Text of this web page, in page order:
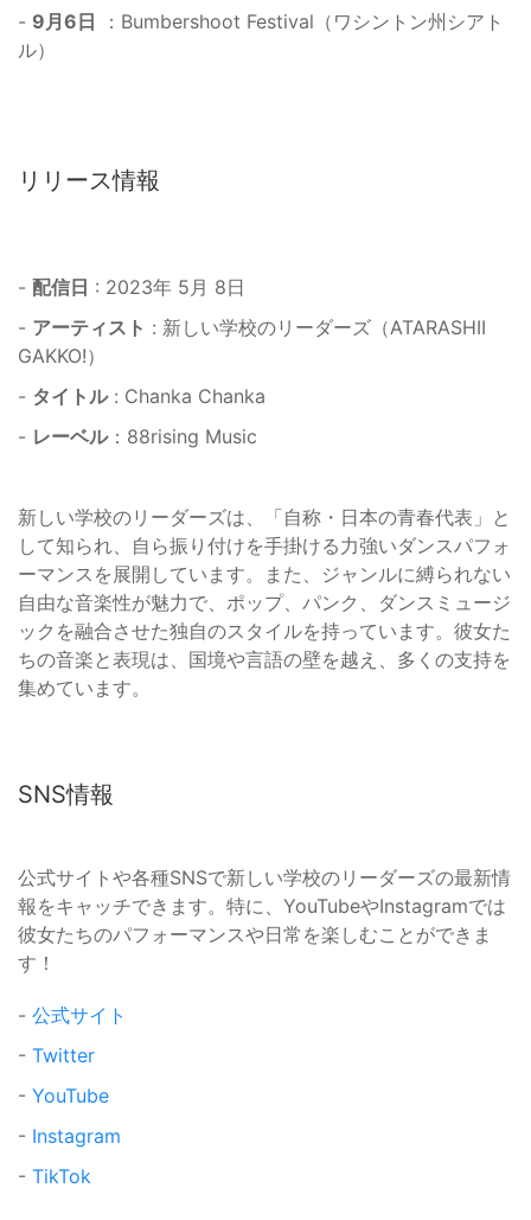
- 9月6日
：Bumbershoot Festival（ワシントン州シアト
ル）
リリース情報
- 配信日 : 2023年 5月 8日
- アーティスト : 新しい学校のリーダーズ（ATARASHII
GAKKO!）
- タイトル: Chanka Chanka
- レーベル：88rising Music
新しい学校のリーダーズは、「自称・日本の青春代表」と
して知られ、自ら振り付けを手掛ける力強いダンスパフォ
ーマンスを展開しています。また、ジャンルに縛られない
自由な音楽性が魅力で、ポップ、パンク、ダンスミュージ
ックを融合させた独自のスタイルを持っています。彼女た
ちの音楽と表現は、国境や言語の壁を越え、多くの支持を
集めています。
SNS情報
公式サイトや各種SNSで新しい学校のリーダーズの最新情
報をキャッチできます。特に、YouTubeやInstagramでは
彼女たちのパフォーマンスや日常を楽しむことができま
す！
- 公式サイト
- Twitter
- YouTube
- Instagram
- TikTok